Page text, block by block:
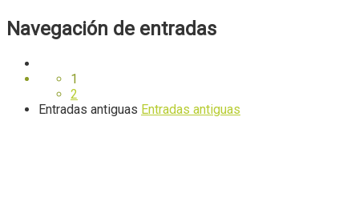
Navegación de entradas
1
2
Entradas antiguas Entradas antiguas